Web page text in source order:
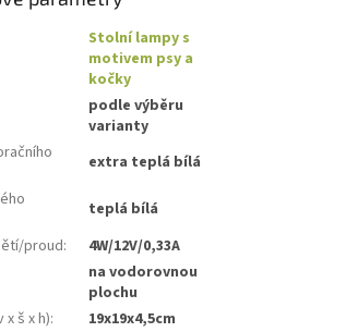
Stolní lampy s
motivem psy a
kočky
podle výběru
varianty
extra teplá bílá
teplá bílá
proud:
4W/12V/0,33A
na vodorovnou
plochu
x š x h):
19x19x4,5cm